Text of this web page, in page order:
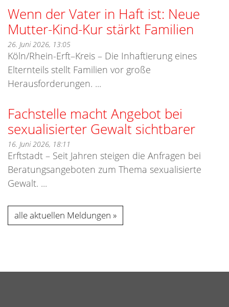
Wenn der Vater in Haft ist: Neue
Mutter-Kind-Kur stärkt Familien
26. Juni 2026, 13:05
Köln/Rhein-Erft–Kreis – Die Inhaftierung eines
Elternteils stellt Familien vor große
Herausforderungen. ...
Fachstelle macht Angebot bei
sexualisierter Gewalt sichtbarer
16. Juni 2026, 18:11
Erftstadt – Seit Jahren steigen die Anfragen bei
Beratungsangeboten zum Thema sexualisierte
Gewalt. ...
alle aktuellen Meldungen